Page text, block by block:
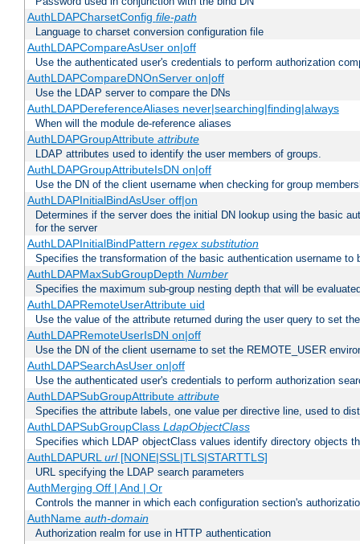
AuthLDAPCharsetConfig file-path
Language to charset conversion configuration file
AuthLDAPCompareAsUser on|off
Use the authenticated user's credentials to perform authorization
AuthLDAPCompareDNOnServer on|off
Use the LDAP server to compare the DNs
AuthLDAPDereferenceAliases never|searching|finding|always
When will the module de-reference aliases
AuthLDAPGroupAttribute attribute
LDAP attributes used to identify the user members of groups.
AuthLDAPGroupAttributeIsDN on|off
Use the DN of the client username when checking for group
AuthLDAPInitialBindAsUser off|on
Determines if the server does the initial DN lookup using the basic
for the server
AuthLDAPInitialBindPattern regex substitution
Specifies the transformation of the basic authentication username
AuthLDAPMaxSubGroupDepth Number
Specifies the maximum sub-group nesting depth that will be
AuthLDAPRemoteUserAttribute uid
Use the value of the attribute returned during the user query to set
AuthLDAPRemoteUserIsDN on|off
Use the DN of the client username to set the REMOTE_USER
AuthLDAPSearchAsUser on|off
Use the authenticated user's credentials to perform authorization
AuthLDAPSubGroupAttribute attribute
Specifies the attribute labels, one value per directive line, used to
AuthLDAPSubGroupClass LdapObjectClass
Specifies which LDAP objectClass values identify directory objects
AuthLDAPURLurl[NONE|SSL|TLS|STARTTLS]
URL specifying the LDAP search parameters
AuthMerging Off | And | Or
Controls the manner in which each configuration section's
AuthName auth-domain
Authorization realm for use in HTTP authentication